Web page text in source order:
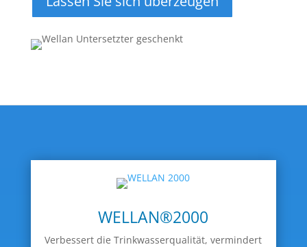
WELLAN®2000
Verbessert die Trinkwasserqualität, vermindert